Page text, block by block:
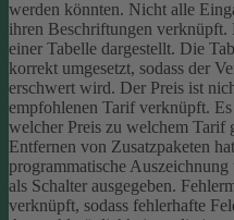
werden könnten. Nicht alle
ihren Beschriftungen verknüpft.
einer Tabelle dargestellt. Die
korrekt umgesetzt, sodass der
erschwert wird. Der Preis ist
empfohlenen Tarif verknüpft.
welcher Preis zu welchem Tarif
Entfernen von Zusatzpaketen
programmatische
als Schalter ausgegeben.
verknüpft, sodass fehlerhafte